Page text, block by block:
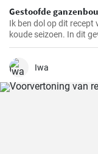
Gestoofde
Ik ben dol op dit recept
koude seizoen. In dit
zachtjes geroosterd in
sappig worden. Een
hoogtepunt op mijn
Iwa